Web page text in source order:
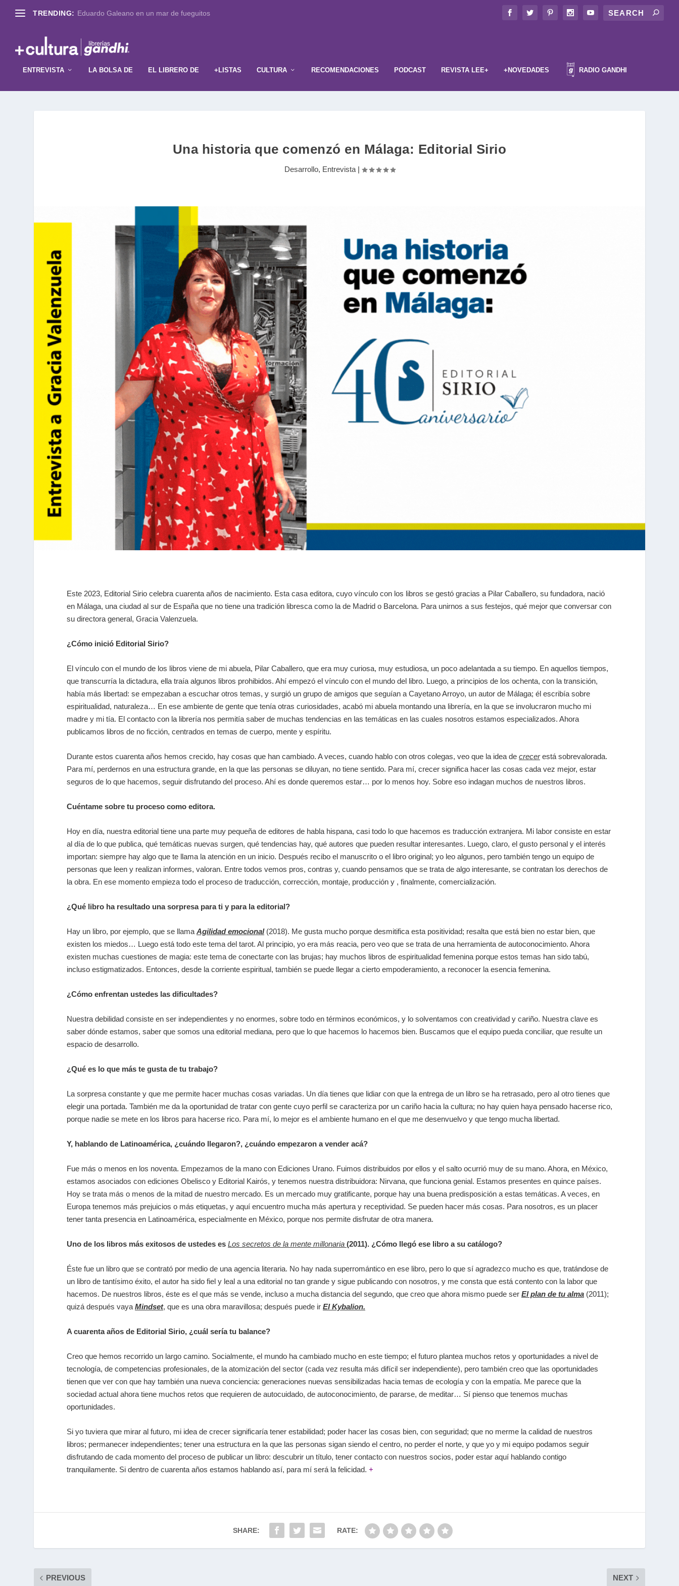
TRENDING: Eduardo Galeano en un mar de fueguitos
ENTREVISTA LA BOLSA DE EL LIBRERO DE +LISTAS CULTURA RECOMENDACIONES PODCAST REVISTA LEE+ +NOVEDADES RADIO GANDHI
Una historia que comenzó en Málaga: Editorial Sirio
Desarrollo, Entrevista|
Este 2023, Editorial Sirio celebra cuarenta años de nacimiento. Esta casa editora, cuyo vínculo con los libros se gestó gracias a Pilar Caballero, su fundadora, nació
en Málaga, una ciudad al sur de España que no tiene una tradición libresca como la de Madrid o Barcelona. Para unirnos a sus festejos, qué mejor que conversar con
su directora general, Gracia Valenzuela.
¿Cómo inició Editorial Sirio?
El vínculo con el mundo de los libros viene de mi abuela, Pilar Caballero, que era muy curiosa, muy estudiosa, un poco adelantada a su tiempo. En aquellos tiempos,
que transcurría la dictadura, ella traía algunos libros prohibidos. Ahí empezó el vínculo con el mundo del libro. Luego, a principios de los ochenta, con la transición,
había más libertad: se empezaban a escuchar otros temas, y surgió un grupo de amigos que seguían a Cayetano Arroyo, un autor de Málaga; él escribía sobre
espiritualidad, naturaleza… En ese ambiente de gente que tenía otras curiosidades, acabó mi abuela montando una librería, en la que se involucraron mucho mi
madre y mi tía. El contacto con la librería nos permitía saber de muchas tendencias en las temáticas en las cuales nosotros estamos especializados. Ahora
publicamos libros de no ficción, centrados en temas de cuerpo, mente y espíritu.
Durante estos cuarenta años hemos crecido, hay cosas que han cambiado. A veces, cuando hablo con otros colegas, veo que la idea de crecerestá sobrevalorada.
Para mí, perdernos en una estructura grande, en la que las personas se diluyan, no tiene sentido. Para mí, crecer significa hacer las cosas cada vez mejor, estar
seguros de lo que hacemos, seguir disfrutando del proceso. Ahí es donde queremos estar… por lo menos hoy. Sobre eso indagan muchos de nuestros libros.
Cuéntame sobre tu proceso como editora.
Hoy en día, nuestra editorial tiene una parte muy pequeña de editores de habla hispana, casi todo lo que hacemos es traducción extranjera. Mi labor consiste en estar
al día de lo que publica, qué temáticas nuevas surgen, qué tendencias hay, qué autores que pueden resultar interesantes. Luego, claro, el gusto personal y el interés
importan: siempre hay algo que te llama la atención en un inicio. Después recibo el manuscrito o el libro original; yo leo algunos, pero también tengo un equipo de
personas que leen y realizan informes, valoran. Entre todos vemos pros, contras y, cuando pensamos que se trata de algo interesante, se contratan los derechos de
la obra. En ese momento empieza todo el proceso de traducción, corrección, montaje, producción y , finalmente, comercialización.
¿Qué libro ha resultado una sorpresa para ti y para la editorial?
Hay un libro, por ejemplo, que se llama Agilidad emocional(2018). Me gusta mucho porque desmitifica esta positividad; resalta que está bien no estar bien, que
existen los miedos… Luego está todo este tema del tarot. Al principio, yo era más reacia, pero veo que se trata de una herramienta de autoconocimiento. Ahora
existen muchas cuestiones de magia: este tema de conectarte con las brujas; hay muchos libros de espiritualidad femenina porque estos temas han sido tabú,
incluso estigmatizados. Entonces, desde la corriente espiritual, también se puede llegar a cierto empoderamiento, a reconocer la esencia femenina.
¿Cómo enfrentan ustedes las dificultades?
Nuestra debilidad consiste en ser independientes y no enormes, sobre todo en términos económicos, y lo solventamos con creatividad y cariño. Nuestra clave es
saber dónde estamos, saber que somos una editorial mediana, pero que lo que hacemos lo hacemos bien. Buscamos que el equipo pueda conciliar, que resulte un
espacio de desarrollo.
¿Qué es lo que más te gusta de tu trabajo?
La sorpresa constante y que me permite hacer muchas cosas variadas. Un día tienes que lidiar con que la entrega de un libro se ha retrasado, pero al otro tienes que
elegir una portada. También me da la oportunidad de tratar con gente cuyo perfil se caracteriza por un cariño hacia la cultura; no hay quien haya pensado hacerse rico,
porque nadie se mete en los libros para hacerse rico. Para mí, lo mejor es el ambiente humano en el que me desenvuelvo y que tengo mucha libertad.
Y, hablando de Latinoamérica, ¿cuándo llegaron?, ¿cuándo empezaron a vender acá?
Fue más o menos en los noventa. Empezamos de la mano con Ediciones Urano. Fuimos distribuidos por ellos y el salto ocurrió muy de su mano. Ahora, en México,
estamos asociados con ediciones Obelisco y Editorial Kairós, y tenemos nuestra distribuidora: Nirvana, que funciona genial. Estamos presentes en quince países.
Hoy se trata más o menos de la mitad de nuestro mercado. Es un mercado muy gratificante, porque hay una buena predisposición a estas temáticas. A veces, en
Europa tenemos más prejuicios o más etiquetas, y aquí encuentro mucha más apertura y receptividad. Se pueden hacer más cosas. Para nosotros, es un placer
tener tanta presencia en Latinoamérica, especialmente en México, porque nos permite disfrutar de otra manera.
Uno de los libros más exitosos de ustedes es Los secretos de la mente millonaria (2011). ¿Cómo llegó ese libro a su catálogo?
Éste fue un libro que se contrató por medio de una agencia literaria. No hay nada superromántico en ese libro, pero lo que sí agradezco mucho es que, tratándose de
un libro de tantísimo éxito, el autor ha sido fiel y leal a una editorial no tan grande y sigue publicando con nosotros, y me consta que está contento con la labor que
hacemos. De nuestros libros, éste es el que más se vende, incluso a mucha distancia del segundo, que creo que ahora mismo puede ser El plan de tu alma (2011);
quizá después vaya Mindset, que es una obra maravillosa; después puede ir El Kybalion.
A cuarenta años de Editorial Sirio, ¿cuál sería tu balance?
Creo que hemos recorrido un largo camino. Socialmente, el mundo ha cambiado mucho en este tiempo; el futuro plantea muchos retos y oportunidades a nivel de
tecnología, de competencias profesionales, de la atomización del sector (cada vez resulta más difícil ser independiente), pero también creo que las oportunidades
tienen que ver con que hay también una nueva conciencia: generaciones nuevas sensibilizadas hacia temas de ecología y con la empatía. Me parece que la
sociedad actual ahora tiene muchos retos que requieren de autocuidado, de autoconocimiento, de pararse, de meditar… Sí pienso que tenemos muchas
oportunidades.
Si yo tuviera que mirar al futuro, mi idea de crecer significaría tener estabilidad; poder hacer las cosas bien, con seguridad; que no merme la calidad de nuestros
libros; permanecer independientes; tener una estructura en la que las personas sigan siendo el centro, no perder el norte, y que yo y mi equipo podamos seguir
disfrutando de cada momento del proceso de publicar un libro: descubrir un título, tener contacto con nuestros socios, poder estar aquí hablando contigo
tranquilamente. Si dentro de cuarenta años estamos hablando así, para mí será la felicidad. +
SHARE: RATE:
PREVIOUS NEXT